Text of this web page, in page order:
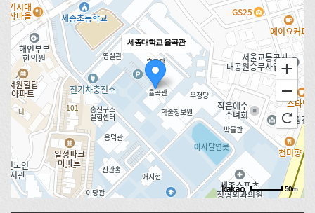
세종대학교 율곡관
50m